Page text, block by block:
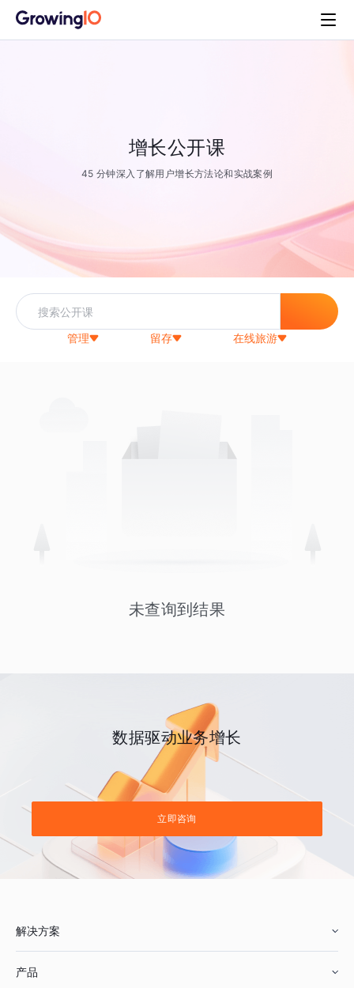
增长公开课
45 分钟深入了解用户增长方法论和实战案例
管理 留存 在线旅游
未查询到结果
数据驱动业务增长
立即咨询
解决方案
产品